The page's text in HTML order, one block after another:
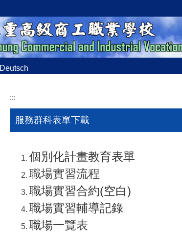
Deutsch
:::
服務群科表單下載
個別化計畫教育表單
職場實習流程
職場實習合約(空白)
職場實習輔導記錄
職場一覽表